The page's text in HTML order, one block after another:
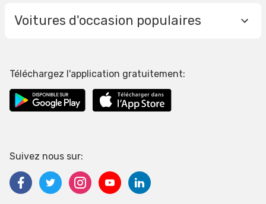
Voitures d'occasion populaires
Téléchargez l'application gratuitement:
Suivez nous sur: